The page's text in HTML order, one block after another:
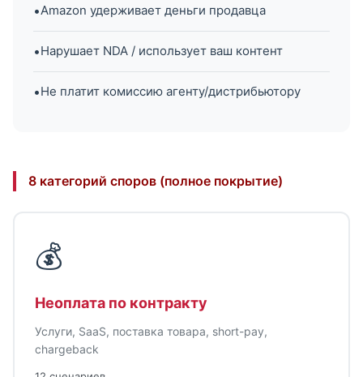
•Amazon удерживает деньги продавца
•Нарушает NDA / использует ваш контент
•Не платит комиссию агенту/дистрибьютору
8 категорий споров (полное покрытие)
💰
Неоплата по контракту
Услуги, SaaS, поставка товара, short-pay,
chargeback